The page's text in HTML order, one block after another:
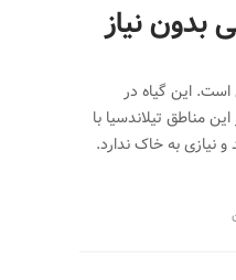
بدون نیاز
است. این گیاه در
مناطق تیلاندسیا با
نیازی به خاک ندارد.